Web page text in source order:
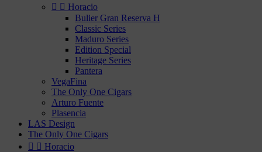
  Horacio
Bulier Gran Reserva H
Classic Series
Maduro Series
Edition Special
Heritage Series
Pantera
VegaFina
The Only One Cigars
Arturo Fuente
Plasencia
LAS Design
The Only One Cigars
  Horacio